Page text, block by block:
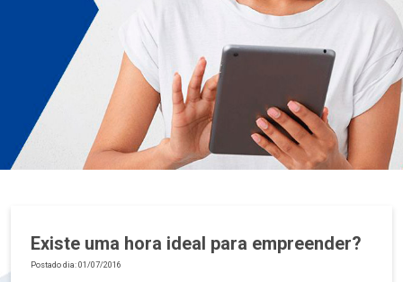
Existe uma hora ideal para empreender?
Postado dia: 01/07/2016